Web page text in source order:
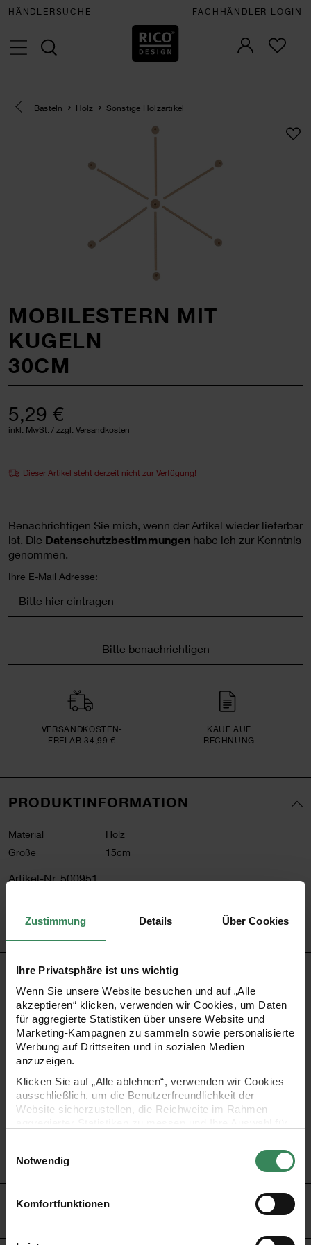
Zustimmung Details Über Cookies
Ihre Privatsphäre ist uns wichtig
Wenn Sie unsere Website besuchen und auf „Alle
akzeptieren“ klicken, verwenden wir Cookies, um Daten
für aggregierte Statistiken über unsere Website und
Marketing-Kampagnen zu sammeln sowie personalisierte
Werbung auf Drittseiten und in sozialen Medien
anzuzeigen.
Klicken Sie auf „Alle ablehnen“, verwenden wir Cookies
ausschließlich, um die Benutzerfreundlichkeit der
Website sicherzustellen, die Reichweite im Rahmen
Ihre Einwilligung ist freiwillig und kann jederzeit über den
Link „Cookie-Einstellungen“ im Fußbereich der Seite
verwendeten Technologien und den Empfängern der
Daten finden Sie in unserer Datenschutzerklärung.
Notwendig
Komfortfunktionen
HÄNDLERSUCHE FACHHÄNDLER LOGIN
Eine Kategorie zurück navigieren
Basteln Holz Sonstige Holzartikel
MOBILESTERN MIT
KUGELN
30CM
5,29 €
inkl. MwSt. / zzgl. Versandkosten
Dieser Artikel steht derzeit nicht zur Verfügung!
Benachrichtigen Sie mich, wenn der Artikel wieder lieferbar
ist. Die Datenschutzbestimmungen habe ich zur Kenntnis
genommen.
Ihre E-Mail Adresse:
Bitte benachrichtigen
VERSAND­KOSTEN­
FREI AB 34,99 €
KAUF AUF
RECHNUNG
PRODUKTINFORMATION
Material
Holz
Größe
15cm
Artikel-Nr. 500951
PRODUKTBESCHREIBUNG
Ein ganz besonderes und individuelles Mobile gestalten –
mit diesem sechszackigen Holzstern als Grundlage gelingt
das im Handumdrehen.
- mit Holzkugeln an den Enden
- ideal als Geschenk
- 6x15cm lange Holzstäbe
HERSTELLER